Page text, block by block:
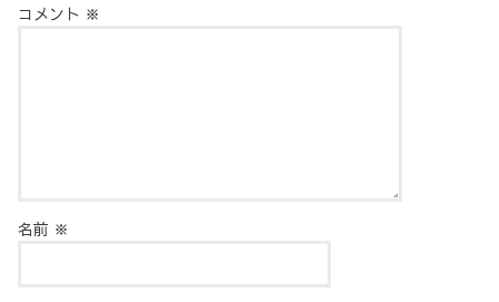
コメント ※
名前 ※